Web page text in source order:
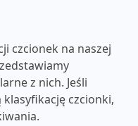
czcionek na naszej
z nich. Jeśli
czcionki,